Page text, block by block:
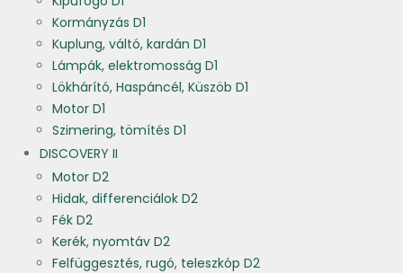
Kormányzás D1
Kuplung, váltó, kardán D1
Lámpák, elektromosság D1
Lökhárító, Haspáncél, Küszöb D1
Motor D1
Szimering, tömítés D1
DISCOVERY II
Motor D2
Hidak, differenciálok D2
Fék D2
Kerék, nyomtáv D2
Felfüggesztés, rugó, teleszkóp D2